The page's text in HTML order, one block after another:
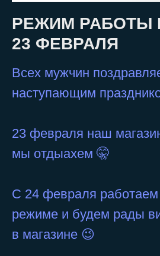
РЕЖИМ РАБОТЫ
23 ФЕВРАЛЯ
Всех мужчин
наступающим
23 февраля наш
мы отдыахем 🤫
С 24 февраля
режиме и будем рады
в магазине 😉